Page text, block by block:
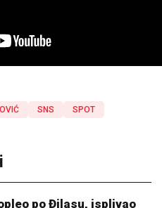
SNS SPOT
po Đilasu, isplivao